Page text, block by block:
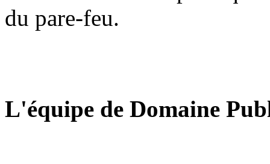
du pare-feu.
L'équipe de Domaine